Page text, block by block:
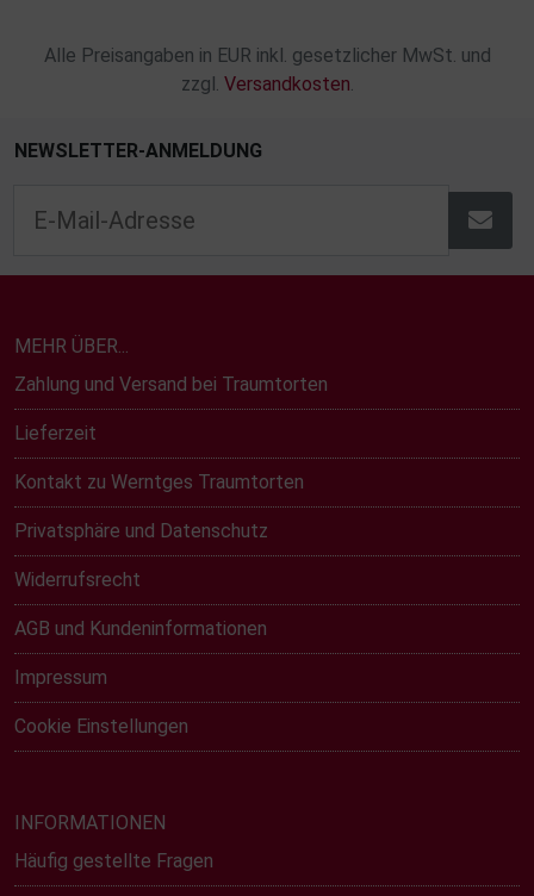
Alle Preisangaben in EUR inkl. gesetzlicher MwSt. und
zzgl. Versandkosten
NEWSLETTER-ANMELDUNG
MEHR ÜBER...
Zahlung und Versand bei Traumtorten
Lieferzeit
Kontakt zu Werntges Traumtorten
Privatsphäre und Datenschutz
Widerrufsrecht
AGB und Kundeninformationen
Impressum
Cookie Einstellungen
INFORMATIONEN
Häufig gestellte Fragen